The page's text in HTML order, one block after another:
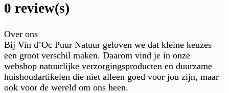
0 review(s)
Over ons
Bij Vin d’Oc Puur Natuur geloven we dat kleine keuzes
een groot verschil maken. Daarom vind je in onze
webshop natuurlijke verzorgingsproducten en duurzame
huishoudartikelen die niet alleen goed voor jou zijn, maar
ook voor de wereld om ons heen.